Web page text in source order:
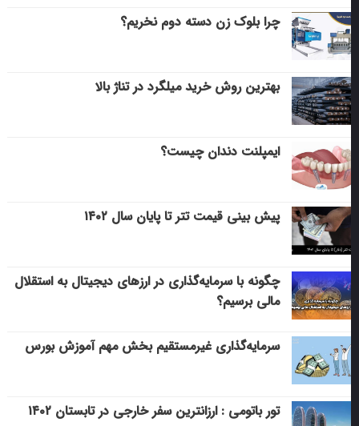
چرا بلوک زن دسته دوم نخریم؟
بهترین روش خرید میلگرد در تناژ بالا
ایمپلنت دندان چیست؟
پیش بینی قیمت تتر تا پایان سال ۱۴۰۲
چگونه با سرمایه‌گذاری در ارزهای دیجیتال به استقلال
مالی برسیم؟
سرمایه‌گذاری غیرمستقیم بخش مهم آموزش بورس
تور باتومی : ارزانترین سفر خارجی در تابستان ۱۴۰۲